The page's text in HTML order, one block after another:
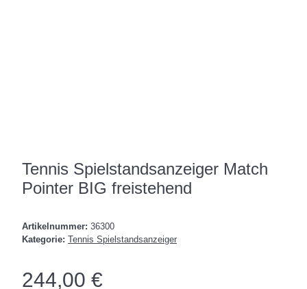
Tennis Spielstandsanzeiger Match
Pointer BIG freistehend
Artikelnummer: 36300
Kategorie: Tennis Spielstandsanzeiger
244,00 €